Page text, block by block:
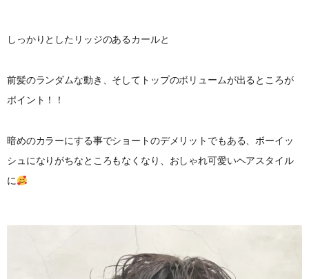
しっかりとしたリッジのあるカールと
前髪のランダムな動き、そしてトップのボリュームが出るところが
ポイント！！
暗めのカラーにする事でショートのデメリットでもある、ボーイッ
シュになりがちなところもなくなり、おしゃれ可愛いヘアスタイル
に